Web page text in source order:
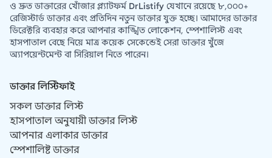
ও দ্রুত ডাক্তারের খোঁজার প্ল্যাটফর্ম DrListify যেখানে রয়েছে ৮,০০০+
রেজিস্টার্ড ডাক্তার এবং প্রতিদিন নতুন ডাক্তার যুক্ত হচ্ছে। আমাদের ডাক্তার
ডিরেক্টরি ব্যবহার করে আপনার কাঙ্খিত লোকেশন, স্পেশালিস্ট এবং
হাসপাতাল বেছে নিয়ে মাত্র কয়েক সেকেন্ডেই সেরা ডাক্তার খুঁজে
অ্যাপয়েন্টমেন্ট বা সিরিয়াল নিতে পারেন।
ডাক্তার লিস্টিফাই
সকল ডাক্তার লিস্ট
হাসপাতাল অনুযায়ী ডাক্তার লিস্ট
আপনার এলাকার ডাক্তার
স্পেশালিষ্ট ডাক্তার